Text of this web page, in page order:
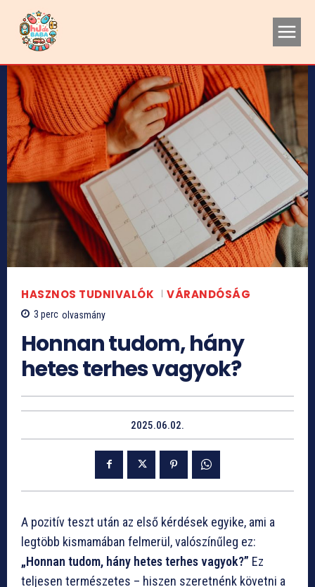
HASZNOS TUDNIVALÓK VÁRANDÓSÁG
3 perc olvasmány
Honnan tudom, hány
hetes terhes vagyok?
2025.06.02.
A pozitív teszt után az első kérdések egyike, ami a
legtöbb kismamában felmerül, valószínűleg ez:
„Honnan tudom, hány hetes terhes vagyok?” Ez
teljesen természetes – hiszen szeretnénk követni a